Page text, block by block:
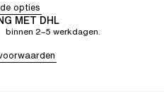
opties
MET DHL
2–5 werkdagen.